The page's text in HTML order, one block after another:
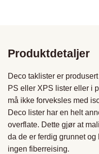
Produktdetaljer
Deco taklister er
PS eller XPS lister eller i
må ikke forveksles med
Deco lister har en helt
overflate. Dette gjør at
da de er ferdig grunnet
ingen fiberreising.